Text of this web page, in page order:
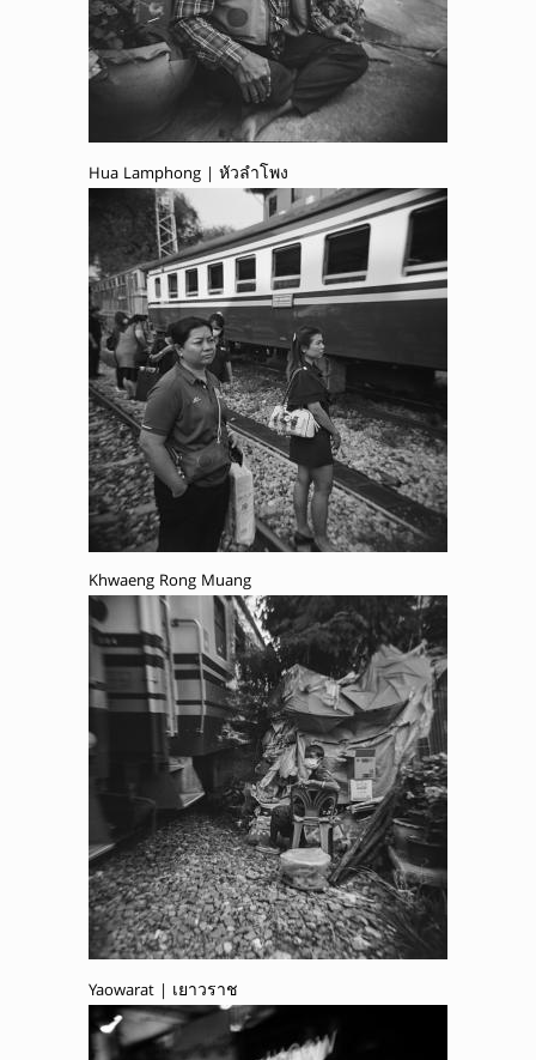
Hua Lamphong | หัวลำโพง
Khwaeng Rong Muang
Yaowarat | เยาวราช